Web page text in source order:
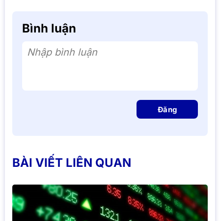
Bình luận
Nhập bình luận
Đăng
BÀI VIẾT LIÊN QUAN